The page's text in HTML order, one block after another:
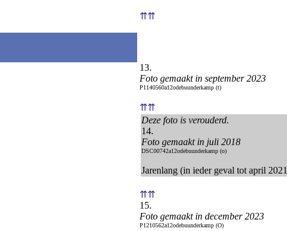
⇈⇈
13.
Foto gemaakt in september 2023
P1140560a12odebuunderkamp (t)
⇈⇈
Deze foto is verouderd.
14.
Foto gemaakt in juli 2018
DSC00742a12odebuunderkamp (o)
Jarenlang (in ieder geval tot april
⇈⇈
15.
Foto gemaakt in december 2023
P1210562a12odebuunderkamp (O)